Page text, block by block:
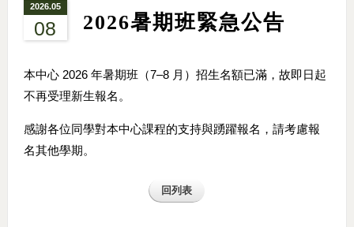
2026.05
08 2026暑期班緊急公告
本中心 2026 年暑期班（7–8 月）招生名額已滿，故即日起
不再受理新生報名。
感謝各位同學對本中心課程的支持與踴躍報名，請考慮報
名其他學期。
回列表